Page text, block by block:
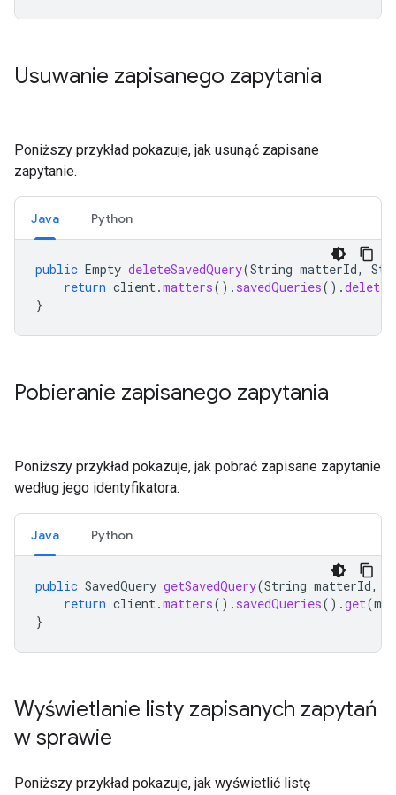
Usuwanie zapisanego zapytania
Poniższy przykład pokazuje, jak usunąć zapisane
zapytanie.
Java Python
public Empty deleteSavedQuery(String matterId,
return client.matters(). savedQueries().delete
}
Pobieranie zapisanego zapytania
Poniższy przykład pokazuje, jak pobrać zapisane zapytanie
według jego identyfikatora.
Java Python
public SavedQuery getSavedQuery(String matterId,
return client.matters(). savedQueries().get(
}
Wyświetlanie listy zapisanych zapytań
w sprawie
Poniższy przykład pokazuje, jak wyświetlić listę